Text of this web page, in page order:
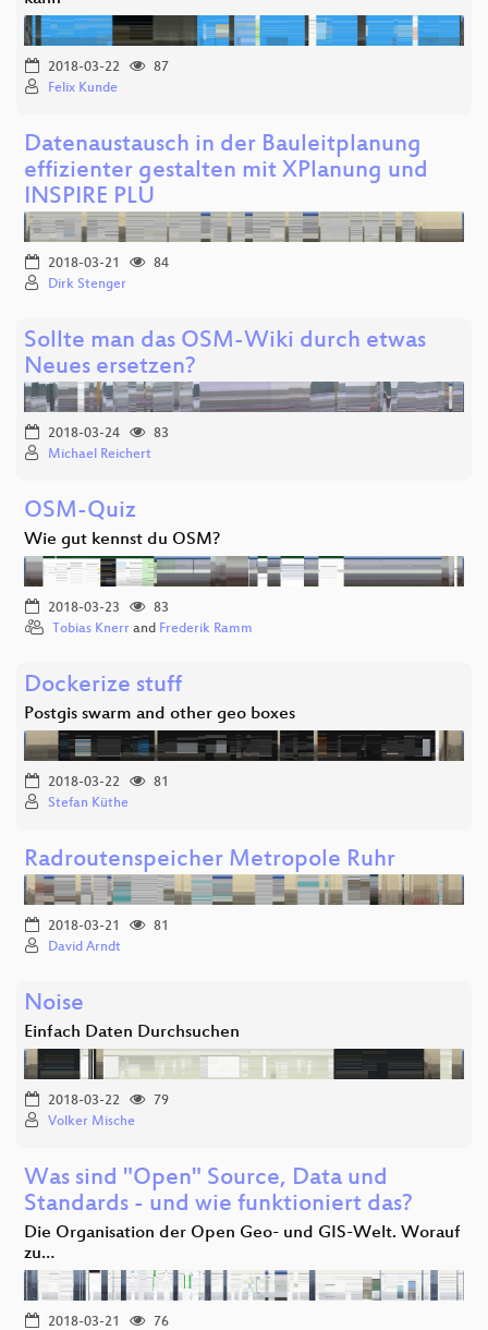
2018-03-22
87
Felix Kunde
Datenaustausch in der Bauleitplanung
effizienter gestalten mit XPlanung und
INSPIRE PLU
2018-03-21
84
Dirk Stenger
Sollte man das OSM-Wiki durch etwas
Neues ersetzen?
2018-03-24
83
Michael Reichert
OSM-Quiz
Wie gut kennst du OSM?
2018-03-23
83
Tobias Knerr and Frederik Ramm
Dockerize stuff
Postgis swarm and other geo boxes
2018-03-22
81
Stefan Küthe
Radroutenspeicher Metropole Ruhr
2018-03-21
81
David Arndt
Noise
Einfach Daten Durchsuchen
2018-03-22
79
Volker Mische
Was sind "Open" Source, Data und
Standards - und wie funktioniert das?
Die Organisation der Open Geo- und GIS-Welt. Worauf
zu…
2018-03-21 76